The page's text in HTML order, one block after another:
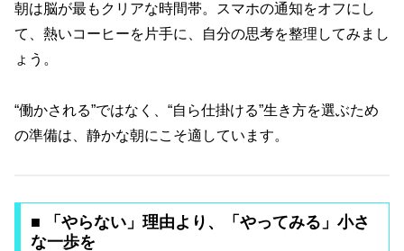
朝は脳が最もクリアな時間帯。スマホの通知をオフにし
て、熱いコーヒーを片手に、自分の思考を整理してみまし
ょう。
“働かされる”ではなく、“自ら仕掛ける”生き方を選ぶため
の準備は、静かな朝にこそ適しています。
■ 「やらない」理由より、「やってみる」小さ
な一歩を